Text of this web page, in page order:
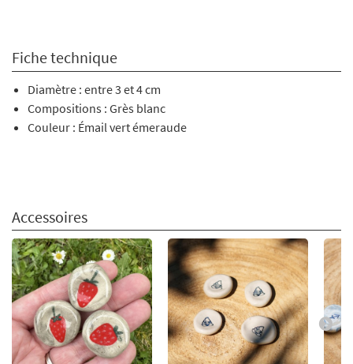
Fiche technique
Diamètre : entre 3 et 4 cm
Compositions : Grès blanc
Couleur : Émail vert émeraude
Accessoires